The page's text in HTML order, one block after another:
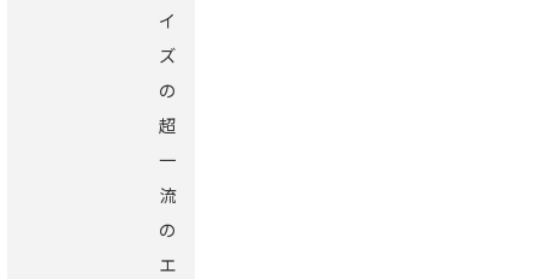
イ
ズ
の
超
一
流
の
エ